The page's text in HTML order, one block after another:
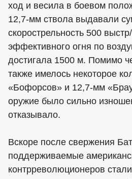
ход и весила в боевом
12,7-мм ствола выдавали
скорострельность 500
эффективного огня по
достигала 1500 м. Помимо
также имелось некоторое
«Бофорсов» и 12,7-мм
оружие было сильно
отказывало.
Вскоре после свержения
поддерживаемые
контрреволюционеров